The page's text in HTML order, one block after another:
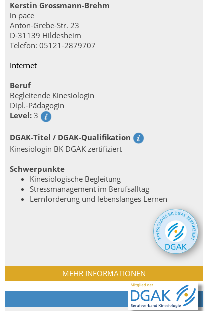
Kerstin Grossmann-Brehm
in pace
Anton-Grebe-Str. 23
D-31139 Hildesheim
Telefon: 05121-2879707
Internet
Beruf
Begleitende Kinesiologin
Dipl.-Pädagogin
Level: 3
DGAK-Titel / DGAK-Qualifikation
Kinesiologin BK DGAK zertifiziert
Schwerpunkte
Kinesiologische Begleitung
Stressmanagement im Berufsalltag
Lernförderung und lebenslanges Lernen
MEHR INFORMATIONEN